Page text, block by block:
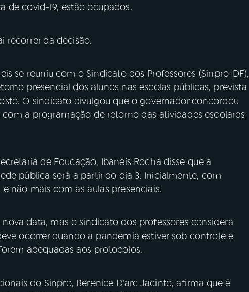
de covid-19, estão ocupados.
recorrer da decisão.
se reuniu com o Sindicato dos Professores (Sinpro-DF),
presencial dos alunos nas escolas públicas, prevista
O sindicato divulgou que o governador concordou
a programação de retorno das atividades escolares
de Educação, Ibaneis Rocha disse que a
pública será a partir do dia 3. Inicialmente, com
não mais com as aulas presenciais.
data, mas o sindicato dos professores considera
ocorrer quando a pandemia estiver sob controle e
adequadas aos protocolos.
do Sinpro, Berenice D’arc Jacinto, afirma que é